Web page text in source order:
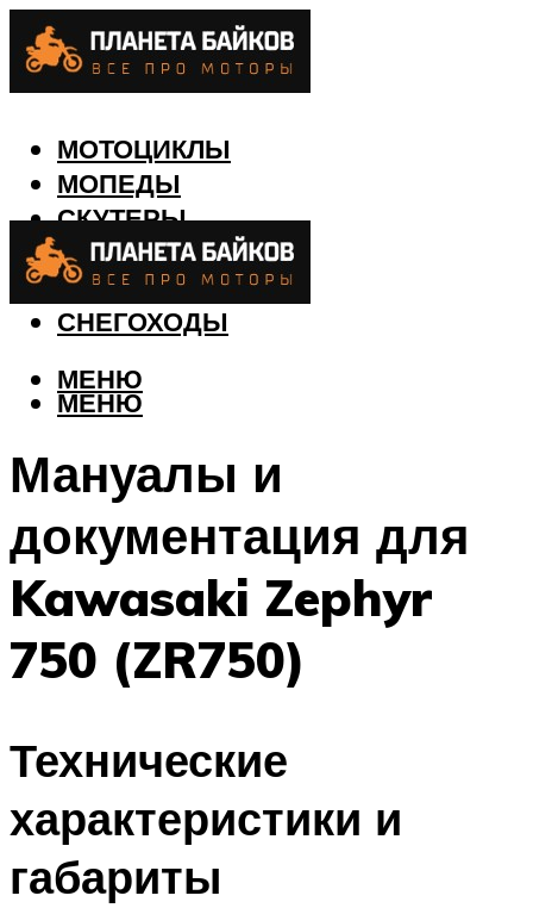
МОТОЦИКЛЫ
МОПЕДЫ
СКУТЕРЫ
КВАДРОЦИКЛЫ
ЛОДКИ
СНЕГОХОДЫ
МЕНЮ
МЕНЮ
Мануалы и
документация для
Kawasaki Zephyr
750 (ZR750)
Технические
характеристики и
габариты